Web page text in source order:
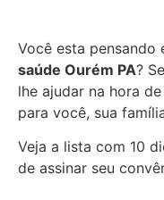
Você esta pensando
saúde Ourém PA?
lhe ajudar na hora
para você, sua
Veja a lista com 10
de assinar seu